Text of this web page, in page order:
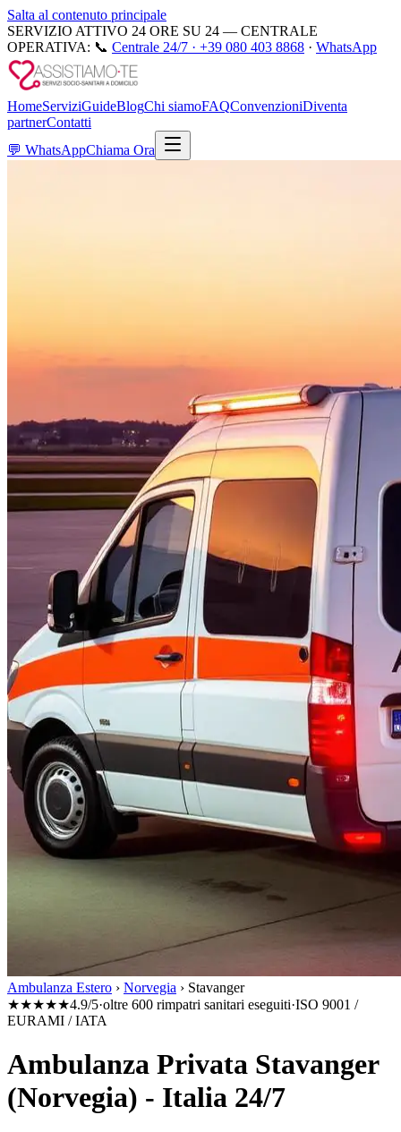
Salta al contenuto principale
SERVIZIO ATTIVO 24 ORE SU 24 — CENTRALE
OPERATIVA: 📞 Centrale 24/7 · +39 080 403 8868 · WhatsApp
HomeServiziGuideBlogChi siamoFAQConvenzioniDiventa
partnerContatti
💬 WhatsAppChiama Ora
Ambulanza Estero › Norvegia › Stavanger
★★★★★4.9/5·oltre 600 rimpatri sanitari eseguiti·ISO 9001 /
EURAMI / IATA
Ambulanza Privata Stavanger
(Norvegia) - Italia 24/7